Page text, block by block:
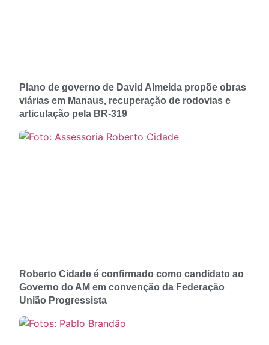
Plano de governo de David Almeida propõe obras
viárias em Manaus, recuperação de rodovias e
articulação pela BR-319
Roberto Cidade é confirmado como candidato ao
Governo do AM em convenção da Federação
União Progressista